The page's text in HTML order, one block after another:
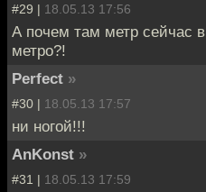
#29 | 18.05.13 17:56
А почем там метр сейчас
метро?!
Perfect »
#30 | 18.05.13 17:57
ни ногой!!!
AnKonst »
#31 | 18.05.13 17:59